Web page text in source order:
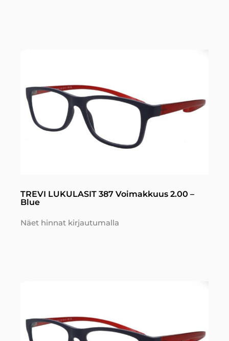
TREVI LUKULASIT 387 Voimakkuus 2.00 –
Blue
Näet hinnat kirjautumalla